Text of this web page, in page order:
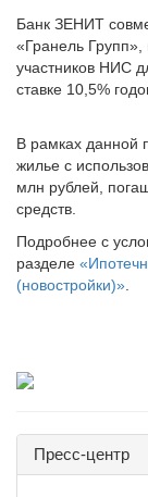
Банк ЗЕНИТ
«Гранель
участников НИС
ставке 10,5%
В рамках данной
жилье с
млн рублей,
средств.
Подробнее с
разделе
(новостройки)»
Пресс-центр